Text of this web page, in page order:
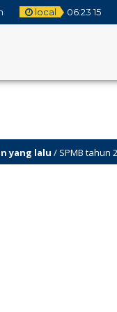
local 06:2316
lalu/ SPMB tahun